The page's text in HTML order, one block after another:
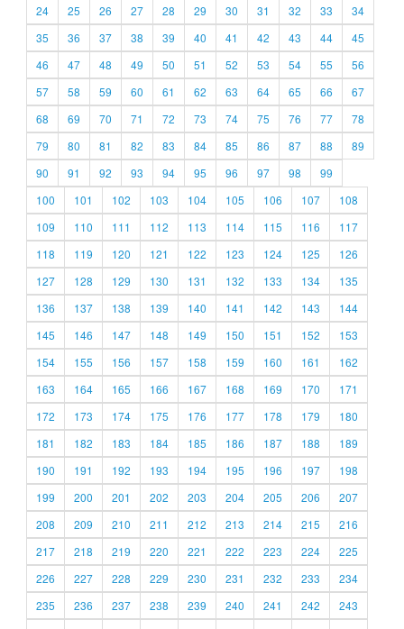
24
25 26 27 28 29 30 31 32 33
34
35
36 37 38 39 40 41 42 43 44
45
46
47 48 49 50 51 52 53 54 55
56
57
58 59 60 61 62 63 64 65 66
67
68
69 70 71 72 73 74 75 76 77
78
79
80 81 82 83 84 85 86 87 88
89
90
91 92 93 94 95 96 97 98
99
100
101 102 103 104 105 106 107
108
109
110 111 112 113 114 115 116
117
118
119 120 121 122 123 124 125
126
127
128 129 130 131 132 133 134
135
136
137 138 139 140 141 142 143
144
145
146 147 148 149 150 151 152
153
154
155 156 157 158 159 160 161
162
163
164 165 166 167 168 169 170
171
172
173 174 175 176 177 178 179
180
181
182 183 184 185 186 187 188
189
190
191 192 193 194 195 196 197
198
199
200 201 202 203 204 205 206
207
208
209 210 211 212 213 214 215
216
217
218 219 220 221 222 223 224
225
226
227 228 229 230 231 232 233
234
235
236 237 238 239 240 241 242
243